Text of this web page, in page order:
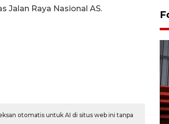
Jalan Raya Nasional AS.
otomatis untuk AI di situs web ini tanpa
di Kalimantan